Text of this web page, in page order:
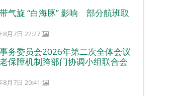
气旋 “白海豚” 影响 部分航班取
8月7日 22:27
务委员会2026年第二次全体会议
保障机制跨部门协调小组联合会
8月7日 20:41